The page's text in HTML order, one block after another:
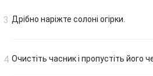
Дрібно наріжте солоні огірки.
Очистіть часник і пропустіть його